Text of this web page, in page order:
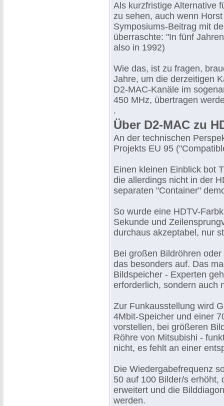
Als kurzfristige Alternative
zu sehen, auch wenn
Symposiums-Beitrag mit
überraschte: "In fünf
also in 1992)
Wie das, ist zu fragen,
Jahre, um die derzeitigen
D2-MAC-Kanäle im
450 MHz, übertragen
.
Über D2-MAC zu
An der technischen
Projekts EU 95
Einen kleinen Einblick bot
die allerdings nicht in der
separaten "Container"
So wurde eine HDTV-
Sekunde und
durchaus akzeptabel, nur
Bei großen Bildröhren
das besonders auf. Das
Bildspeicher - Experten
erforderlich, sondern auch
Zur Funkausstellung wird
4Mbit-Speicher und einer
vorstellen, bei größeren
Röhre von Mitsubishi -
nicht, es fehlt an einer
Die Wiedergabefrequenz
50 auf 100 Bilder/s erhöht,
erweitert und die
werden.